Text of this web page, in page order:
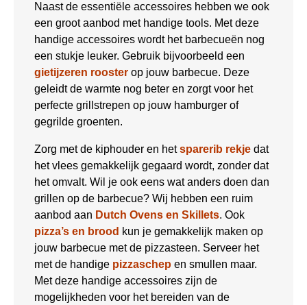
Naast de essentiële accessoires hebben we ook
een groot aanbod met handige tools. Met deze
handige accessoires wordt het barbecueën nog
een stukje leuker. Gebruik bijvoorbeeld een
gietijzeren rooster op jouw barbecue. Deze
geleidt de warmte nog beter en zorgt voor het
perfecte grillstrepen op jouw hamburger of
gegrilde groenten.
Zorg met de kiphouder en hetsparerib rekje dat
het vlees gemakkelijk gegaard wordt, zonder dat
het omvalt. Wil je ook eens wat anders doen dan
grillen op de barbecue? Wij hebben een ruim
aanbod aan Dutch Ovens en Skillets. Ook
pizza’s en brood kun je gemakkelijk maken op
jouw barbecue met de pizzasteen. Serveer het
met de handige pizzaschep en smullen maar.
Met deze handige accessoires zijn de
mogelijkheden voor het bereiden van de